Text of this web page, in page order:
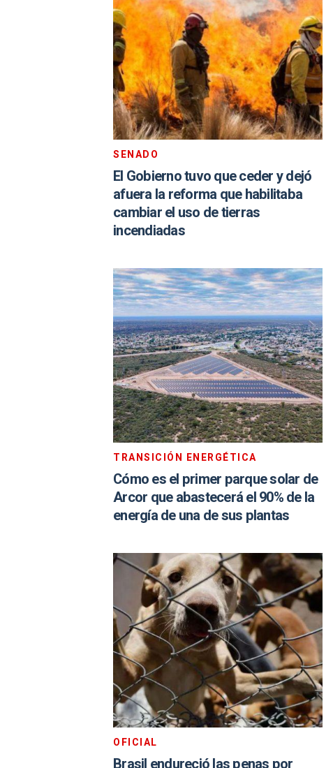
SENADO
El Gobierno tuvo que ceder y dejó
afuera la reforma que habilitaba
cambiar el uso de tierras
incendiadas
TRANSICIÓN ENERGÉTICA
Cómo es el primer parque solar de
Arcor que abastecerá el 90% de la
energía de una de sus plantas
OFICIAL